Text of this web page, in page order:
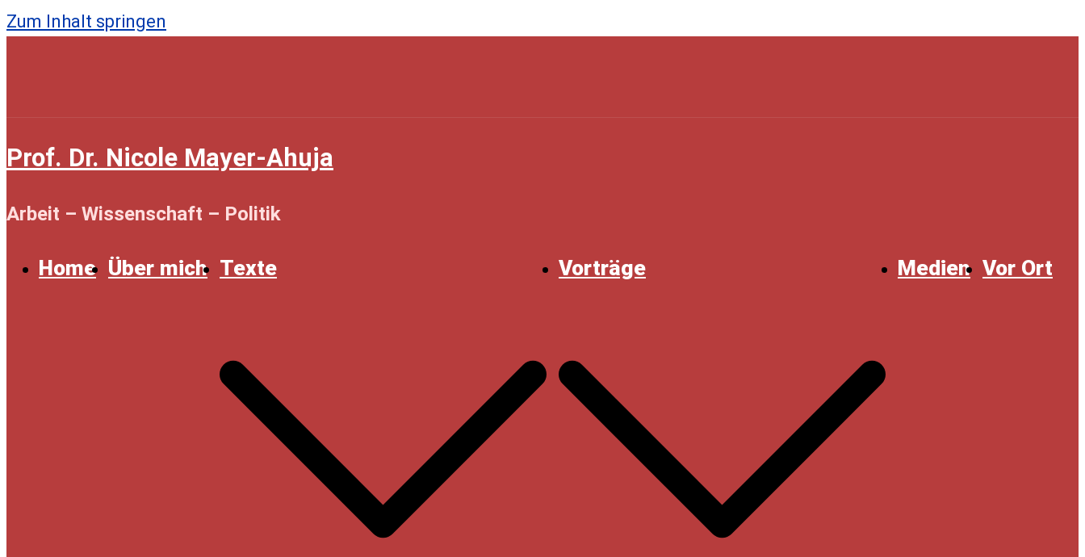
Zum Inhalt springen
Prof. Dr. Nicole Mayer-Ahuja
Arbeit – Wissenschaft – Politik
Home Über mich Texte Vorträge Medien Vor Ort